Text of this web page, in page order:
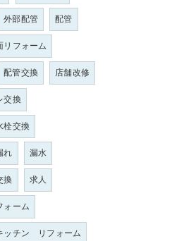
外部配管
配管
リフォーム
配管交換
店舗改修
交換
栓交換
れ
漏水
換
求人
ーム
ッチン リフォーム